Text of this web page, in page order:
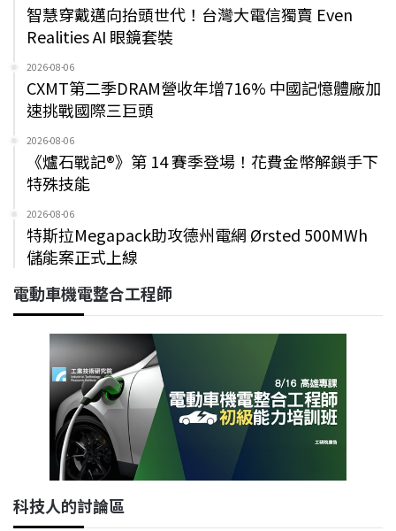
智慧穿戴邁向抬頭世代！台灣大電信獨賣 Even
Realities AI 眼鏡套裝
2026-08-06
CXMT第二季DRAM營收年增716% 中國記憶體廠加
速挑戰國際三巨頭
2026-08-06
《爐石戰記®》第 14 賽季登場！花費金幣解鎖手下
特殊技能
2026-08-06
特斯拉Megapack助攻德州電網 Ørsted 500MWh
儲能案正式上線
電動車機電整合工程師
科技人的討論區